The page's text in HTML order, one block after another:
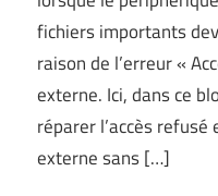
fichiers importants
raison de l’erreur «
externe. Ici, dans ce
réparer l’accès
externe sans […]